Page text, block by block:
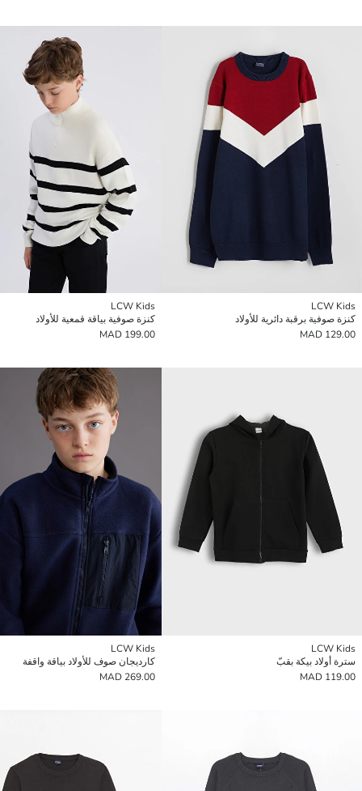
LCW Kids
كنزة صوفية برقبة دائرية للأولاد
129.00 MAD
LCW Kids
كنزة صوفية بياقة قمعية للأولاد
199.00 MAD
LCW Kids
سترة أولاد بيكة بقبّ
119.00 MAD
LCW Kids
كارديجان صوف للأولاد بياقة واقفة
269.00 MAD